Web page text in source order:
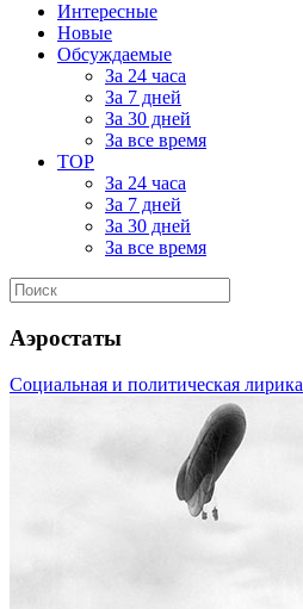
Интересные
Новые
Обсуждаемые
За 24 часа
За 7 дней
За 30 дней
За все время
TOP
За 24 часа
За 7 дней
За 30 дней
За все время
Аэростаты
Социальная и политическая лирика